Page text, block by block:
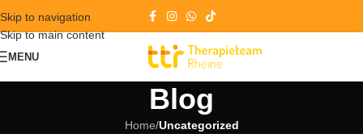
Skip to navigation
Skip to main content
MENU
Blog
Home/Uncategorized